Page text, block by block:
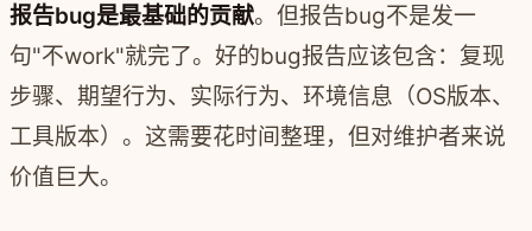
报告bug是最基础的贡献。但报告bug不是发一
句"不work"就完了。好的bug报告应该包含：复现
步骤、期望行为、实际行为、环境信息（OS版本、
工具版本）。这需要花时间整理，但对维护者来说
价值巨大。